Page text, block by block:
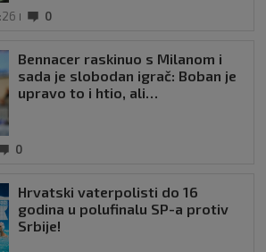
0
Bennacer raskinuo s Milanom i
sada je slobodan igrač: Boban je
upravo to i htio, ali…
0
Hrvatski vaterpolisti do 16
godina u polufinalu SP-a protiv
Srbije!